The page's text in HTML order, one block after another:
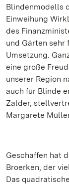
Blindenmodells
Einweihung
des
und Gärten sehr
Umsetzung.
eine große
unserer Region
auch für Blinde
Zalder,
Margarete
Geschaffen hat
Broerken, der
Das